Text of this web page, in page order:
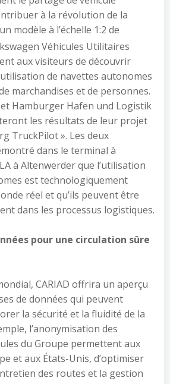
à la révolution de la
modèle à l’échelle 1:2 de
Véhicules Utilitaires
aux visiteurs de découvrir
de navettes autonomes
marchandises et de personnes.
Hamburger Hafen und Logistik
les résultats de leur projet
TruckPilot ». Les deux
dans le terminal à
à Altenwerder que l’utilisation
est technologiquement
réel et qu’ils peuvent être
dans les processus logistiques.
pour une circulation sûre
CARIAD offrira un aperçu
de données qui peuvent
la sécurité et la fluidité de la
l’anonymisation des
du Groupe permettent aux
et aux États-Unis, d’optimiser
des routes et la gestion